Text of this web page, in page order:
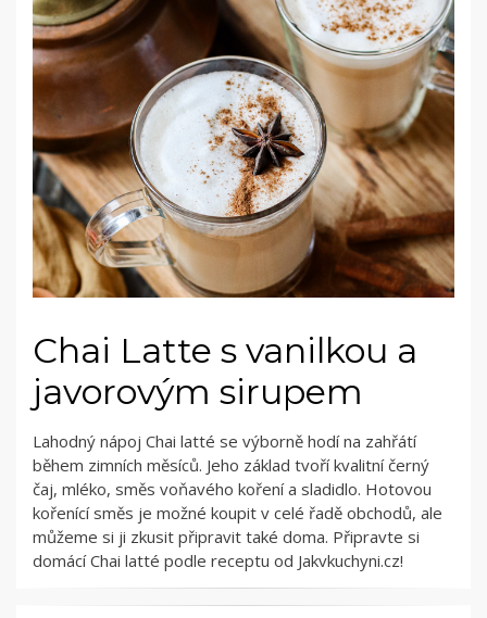
Chai Latte s vanilkou a
javorovým sirupem
Lahodný nápoj Chai latté se výborně hodí na zahřátí
během zimních měsíců. Jeho základ tvoří kvalitní černý
čaj, mléko, směs voňavého koření a sladidlo. Hotovou
kořenící směs je možné koupit v celé řadě obchodů, ale
můžeme si ji zkusit připravit také doma. Připravte si
domácí Chai latté podle receptu od Jakvkuchyni.cz!